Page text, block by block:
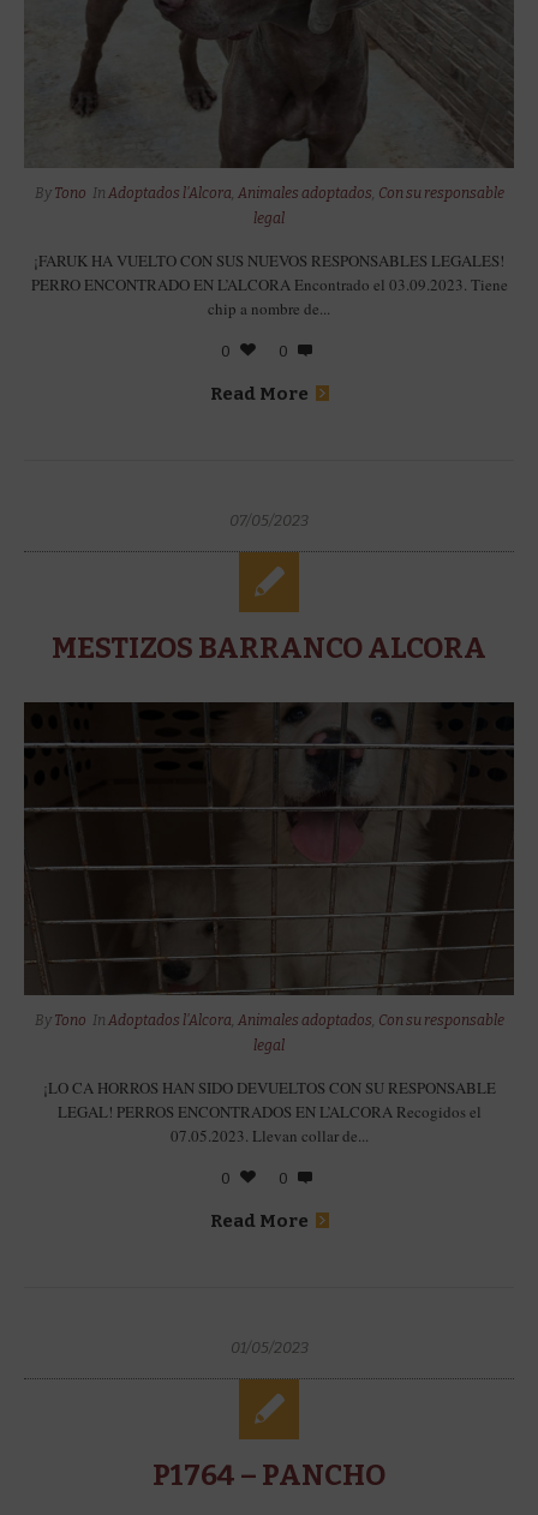
By Tono In Adoptados l'Alcora Animales adoptados Con su responsable
legal
¡FARUK HA VUELTO CON SUS NUEVOS RESPONSABLES LEGALES!
PERRO ENCONTRADO EN L’ALCORA Encontrado el 03.09.2023. Tiene
chip a nombre de...
0 0
Read More
07/05/2023
MESTIZOS BARRANCO ALCORA
By Tono In Adoptados l'Alcora, Animales adoptados, Con su responsable
legal
¡LO CA HORROS HAN SIDO DEVUELTOS CON SU RESPONSABLE
LEGAL! PERROS ENCONTRADOS EN L’ALCORA Recogidos el
07.05.2023. Llevan collar de...
0 0
Read More
01/05/2023
P1764 – PANCHO